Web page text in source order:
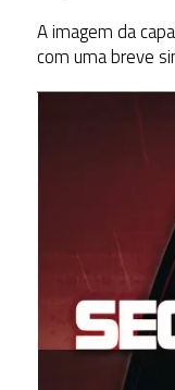
A imagem da
com uma breve